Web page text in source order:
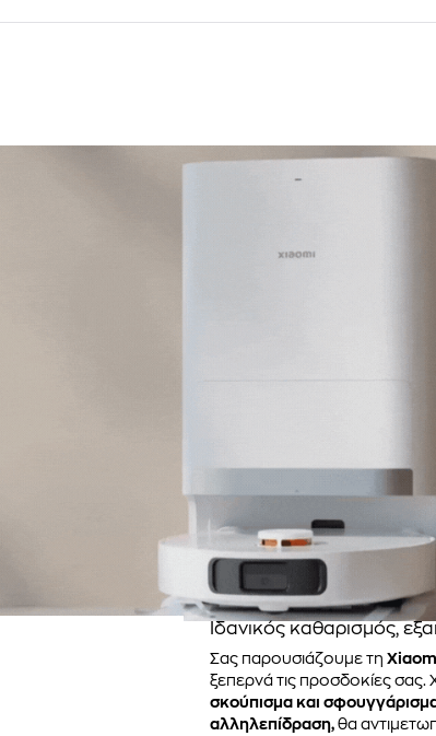
Ιδανικός καθαρισμός,
Σας παρουσιάζουμε τη
ξεπερνά τις προσδοκίες
σκούπισμα και
αλληλεπίδραση, θα